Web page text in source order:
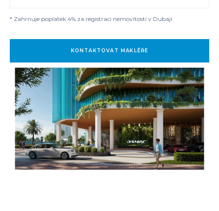
* Zahrnuje poplatek 4% za registraci nemovitosti v Dubaji.
KONTAKTOVAT MAKLÉŘE